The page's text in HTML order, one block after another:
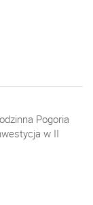
Pogoria
w II